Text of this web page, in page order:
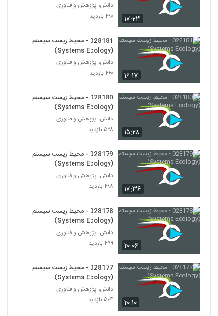
193
Economics)
028205 - اقتصاد پیچیده (Complexity
Economics)
195
Economics)
196
Economics)
028208 - اقتصاد پیچیده (Complexity
Economics)
۴۵۱ بازدید
198
028209 - سیستم های غیرخطی
(Nonlinear Systems)
028210 - سیستم های غیرخطی
(Nonlinear Systems)
۵۸۵ بازدید
028211 - سیستم های غیرخطی
۵۶۸ بازدید
۱۷:۲۳
دانش، پژوهش و فناوری
۴۹۰ بازدید
۱۶:۱۷
028181 - محیط زیست سیستم
(Systems Ecology)
دانش، پژوهش و فناوری
۴۶۰ بازدید
۱۵:۲۸
028180 - محیط زیست سیستم
(Systems Ecology)
دانش، پژوهش و فناوری
۵۲۸ بازدید
۱۷:۳۶
028179 - محیط زیست سیستم
(Systems Ecology)
دانش، پژوهش و فناوری
۴۹۸ بازدید
۲۰:۰۶
028178 - محیط زیست سیستم
(Systems Ecology)
دانش، پژوهش و فناوری
۴۷۹ بازدید
۲۰:۱۰
028177 - محیط زیست سیستم
(Systems Ecology)
دانش، پژوهش و فناوری
۵۰۴ بازدید